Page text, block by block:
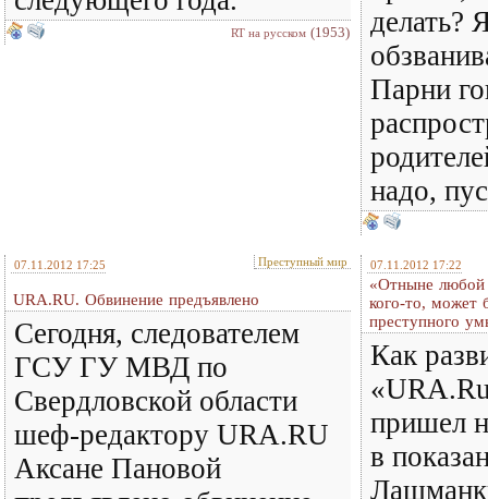
RT на русском (1953)
делать?
Парни
надо,
07.11.2012 17:25 Преступный мир
URA.RU. Обвинение предъявлено
Сегодня, следователем
ГСУ ГУ МВД по
Свердловской области
шеф-редактору URA.RU
Аксане Пановой
07.11.2012 17:22
«Отныне любой
кого-то, может
преступного
Как
пришел
в